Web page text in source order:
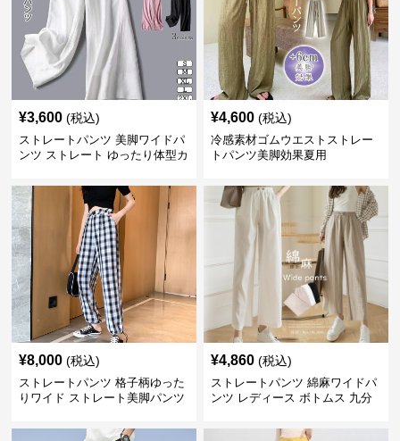
¥3,600 (税込)
ストレートパンツ 美脚ワイドパ
ンツ ストレート ゆったり体型カ
¥4,600 (税込)
冷感素材ゴムウエストストレー
トパンツ美脚効果夏用
¥8,000 (税込)
ストレートパンツ 格子柄ゆった
りワイド ストレート美脚パンツ
¥4,860 (税込)
ストレートパンツ 綿麻ワイドパ
ンツ レディース ボトムス 九分